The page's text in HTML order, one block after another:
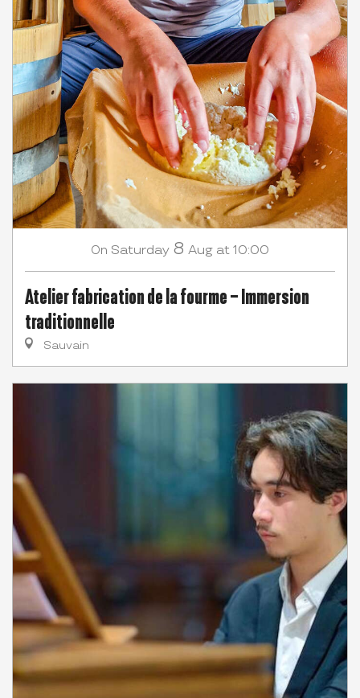
On Saturday 8 Aug at 10:00
Atelier fabrication de la fourme – Immersion
traditionnelle
Sauvain